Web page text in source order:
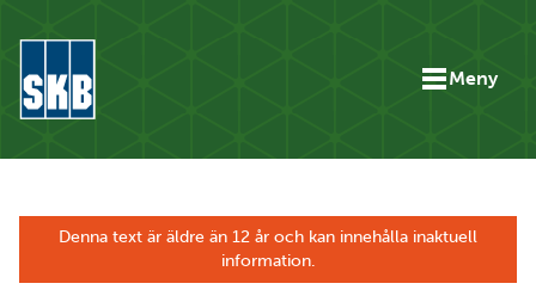
Meny
Denna text är äldre än 12 år och kan innehålla inaktuell
information.